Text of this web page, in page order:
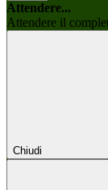
Attendere...
Attendere il
Chiudi